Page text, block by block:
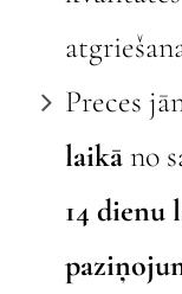
Preces
laikāno
14 dienu